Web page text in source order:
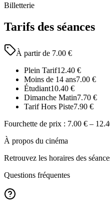
Billetterie
Tarifs des séances
À partir de 7.00 €
Plein Tarif12.40 €
Moins de 14 ans7.00 €
Étudiant10.40 €
Dimanche Matin7.70 €
Tarif Hors Piste7.90 €
Fourchette de prix : 7.00 € –
À propos du cinéma
Retrouvez les horaires des
Questions fréquentes